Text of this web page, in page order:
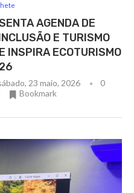
AGENDA DE
E TURISMO
INSPIRA ECOTURISMO
23 maio, 2026
0
Bookmark